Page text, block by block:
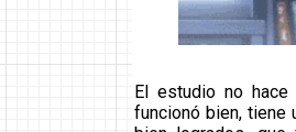
El estudio no
funcionó bien, tiene